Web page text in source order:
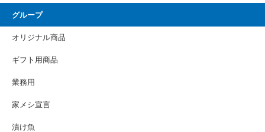
グループ
オリジナル商品
ギフト用商品
業務用
家メシ宣言
漬け魚